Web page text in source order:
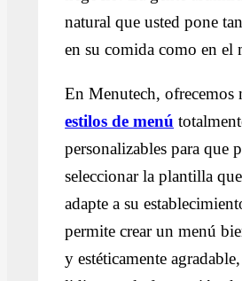
natural que usted pone
en su comida como en el
En Menutech, ofrecemos
estilos de menú
personalizables para que
seleccionar la plantilla
adapte a su
permite crear un menú
y estéticamente